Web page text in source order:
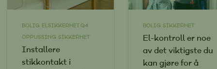
BOLIG ELSIKKERHET Q4
OPPUSSING SIKKERHET
Installere
stikkontakt i
BOLIG SIKKERHET
El-kontroll er noe
av det viktigste du
kan gjøre for å